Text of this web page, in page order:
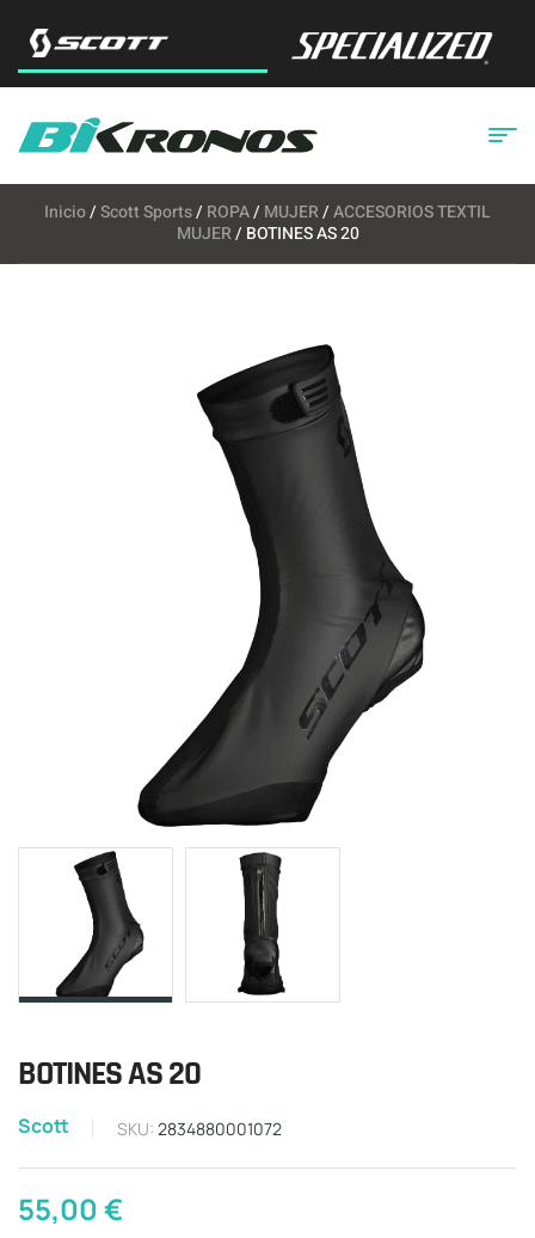
Inicio/Scott Sports/ ROPA/ MUJER/ACCESORIOS TEXTIL
MUJER/ BOTINES AS 20
BOTINES AS 20
Scott SKU: 2834880001072
55,00€